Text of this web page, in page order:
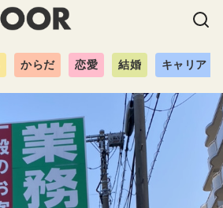
からだ 恋愛 結婚 キャリア